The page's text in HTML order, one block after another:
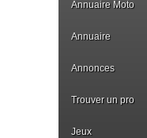
Annuaire Moto
Annuaire
Annonces
Trouver un pro
Jeux